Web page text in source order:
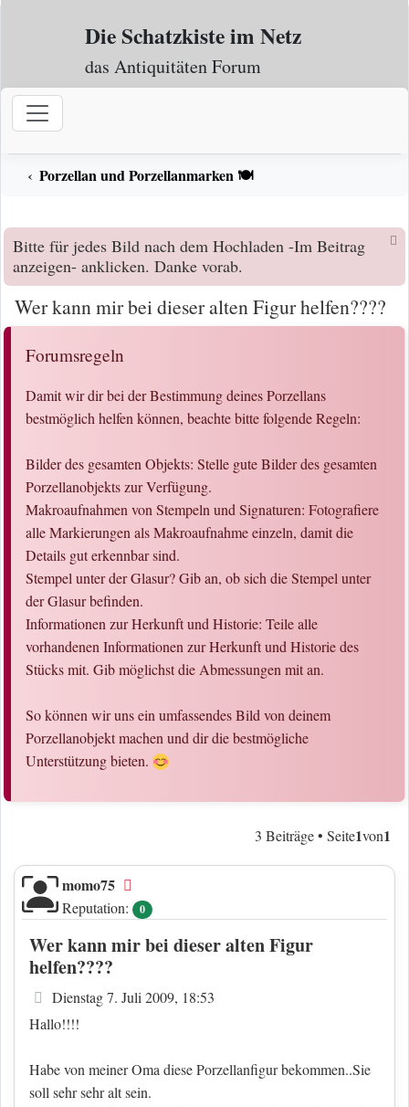
Zum Inhalt
Die Schatzkiste im Netz
das Antiquitäten Forum
Porzellan und Porzellanmarken 🍽️
Bitte für jedes Bild nach dem Hochladen -Im Beitrag
anzeigen- anklicken. Danke vorab.
Wer kann mir bei dieser alten Figur helfen????
Forumsregeln
Damit wir dir bei der Bestimmung deines Porzellans
bestmöglich helfen können, beachte bitte folgende Regeln:
Bilder des gesamten Objekts: Stelle gute Bilder des gesamten
Porzellanobjekts zur Verfügung.
Makroaufnahmen von Stempeln und Signaturen: Fotografiere
alle Markierungen als Makroaufnahme einzeln, damit die
Details gut erkennbar sind.
Stempel unter der Glasur? Gib an, ob sich die Stempel unter
der Glasur befinden.
Informationen zur Herkunft und Historie: Teile alle
vorhandenen Informationen zur Herkunft und Historie des
Stücks mit. Gib möglichst die Abmessungen mit an.
So können wir uns ein umfassendes Bild von deinem
Porzellanobjekt machen und dir die bestmögliche
Unterstützung bieten.
3 Beiträge • Seite1von1
momo75
Reputation: 0
Wer kann mir bei dieser alten Figur
helfen????
Beitrag
Dienstag 7. Juli 2009, 18:53
Hallo!!!!
Habe von meiner Oma diese Porzellanfigur bekommen..Sie
soll sehr sehr alt sein.